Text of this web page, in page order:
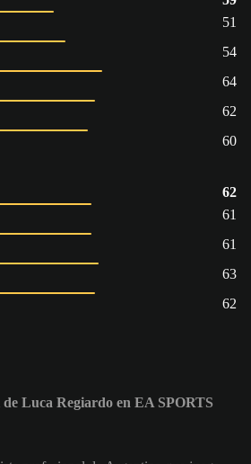
51
54
64
62
60
62
61
61
63
62
Luca Regiardo en EA SPORTS